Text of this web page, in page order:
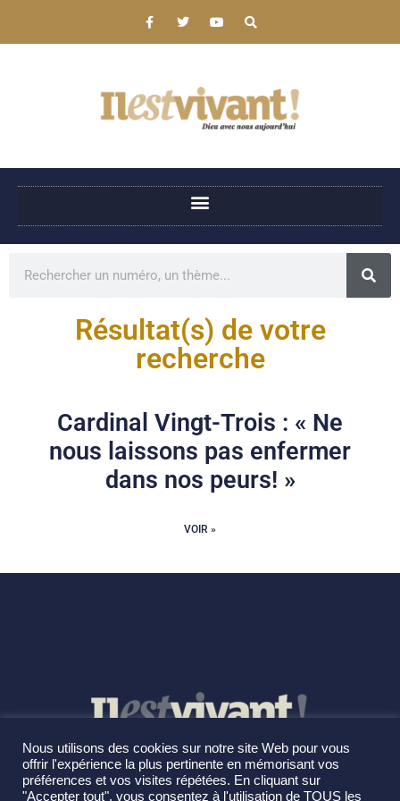
Résultat(s) de votre
recherche
Cardinal Vingt-Trois : « Ne
nous laissons pas enfermer
dans nos peurs! »
VOIR »
Nous utilisons des cookies sur notre site Web pour vous
offrir l'expérience la plus pertinente en mémorisant vos
préférences et vos visites répétées. En cliquant sur
"Accepter tout", vous consentez à l'utilisation de TOUS les